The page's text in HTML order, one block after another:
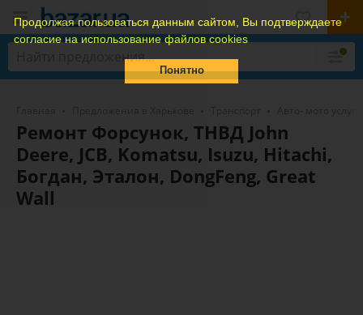
Продолжая пользоваться данным сайтом, Вы подтверждаете
согласие на использование файлов cookies
Понятно
Ремонт Форсунок, ТНВД John
Deere, JCB, Komatsu, Isuzu, Hitachi,
Богдан, Эталон, DongFeng, Great
Wall